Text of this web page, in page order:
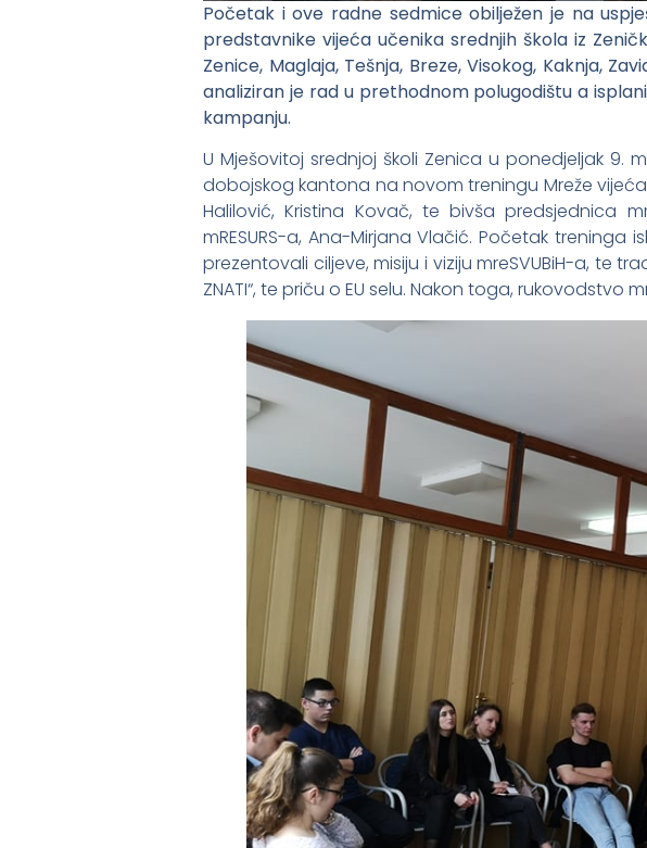
Početak i ove radne sedmice obilježen je na
predstavnike vijeća učenika srednjih škola iz
Zenice, Maglaja, Tešnja, Breze, Visokog, Kaknja,
analiziran je rad u prethodnom polugodištu a
kampanju.
U Mješovitoj srednjoj školi Zenica u ponedjeljak 9.
dobojskog kantona na novom treningu Mreže vijeća
Halilović, Kristina Kovač, te bivša predsjednica
mRESURS-a, Ana-Mirjana Vlačić. Početak
prezentovali ciljeve, misiju i viziju mreSVUBiH-a, te
ZNATI“, te priču o EU selu. Nakon toga,